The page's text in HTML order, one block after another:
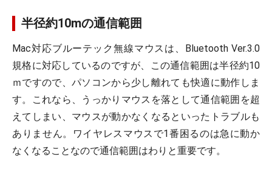
半径約10mの通信範囲
Mac対応ブルーテック無線マウスは、Bluetooth Ver.3.0
規格に対応しているのですが、この通信範囲は半径約10
ｍですので、パソコンから少し離れても快適に動作しま
す。これなら、うっかりマウスを落として通信範囲を超
えてしまい、マウスが動かなくなるといったトラブルも
ありません。ワイヤレスマウスで1番困るのは急に動か
なくなることなので通信範囲はわりと重要です。